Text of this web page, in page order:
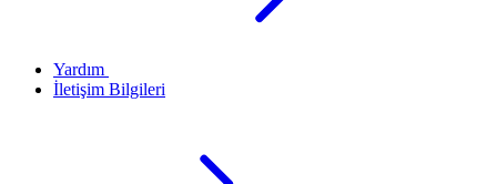
Yardım
İletişim Bilgileri